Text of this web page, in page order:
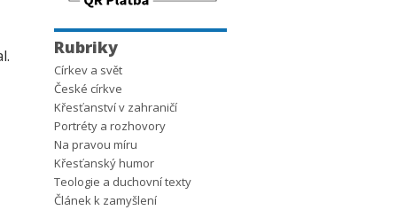
Rubriky
Církev a svět
České církve
Křesťanství v zahraničí
Portréty a rozhovory
Na pravou míru
Křesťanský humor
Teologie a duchovní texty
Článek k zamyšlení